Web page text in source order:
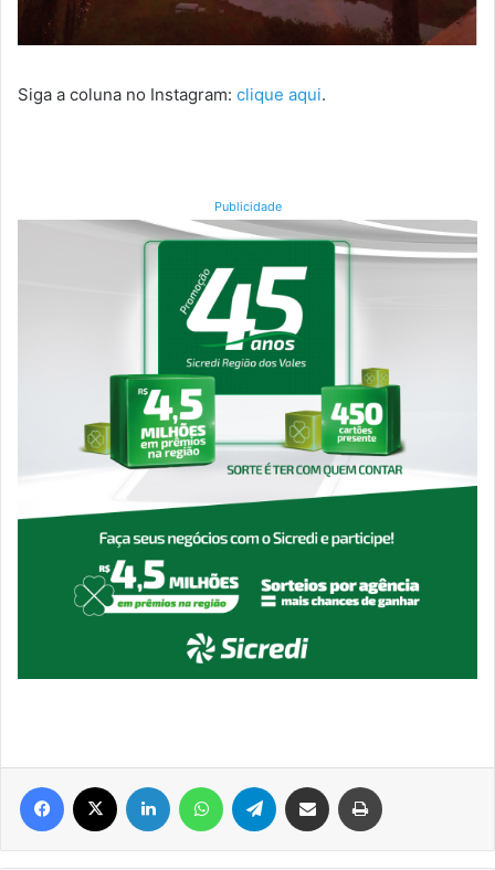
Siga a coluna no Instagram: clique aqui.
Publicidade
Facebook Linkedin WhatsAppTelegram Compartilhar via e-mail